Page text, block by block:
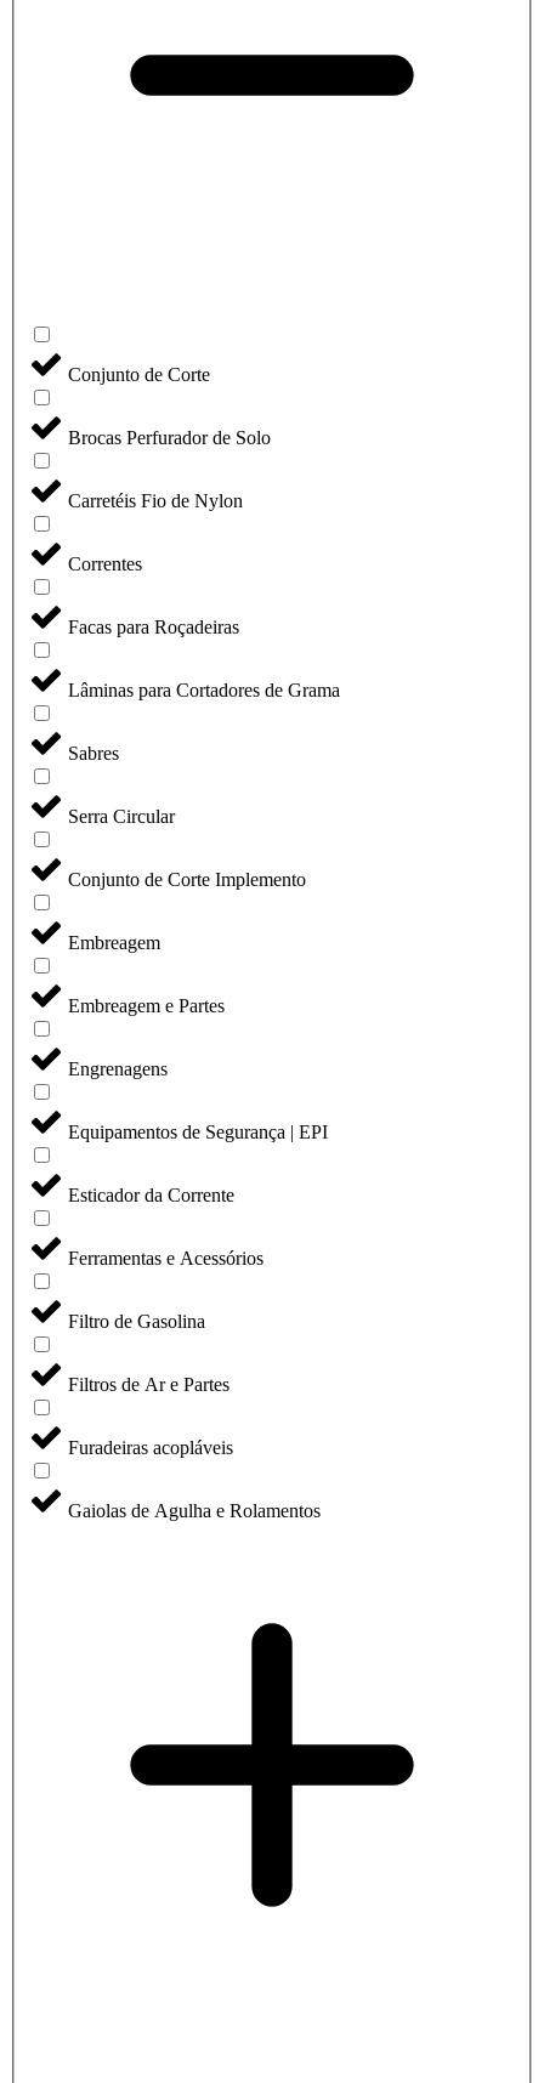
Conjunto de Corte
Brocas Perfurador de Solo
Carretéis Fio de Nylon
Correntes
Facas para Roçadeiras
Lâminas para Cortadores de Grama
Sabres
Serra Circular
Conjunto de Corte Implemento
Embreagem
Embreagem e Partes
Engrenagens
Equipamentos de Segurança | EPI
Esticador da Corrente
Ferramentas e Acessórios
Filtro de Gasolina
Filtros de Ar e Partes
Furadeiras acopláveis
Gaiolas de Agulha e Rolamentos